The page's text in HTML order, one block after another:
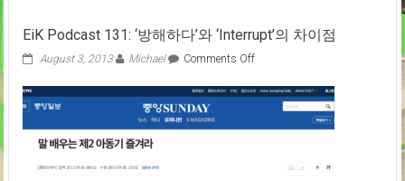
EiK Podcast 131: ‘방해하다’와 ‘Interrupt’의 차이점
August 3, 2013 Michael Comments Offon
Podcast